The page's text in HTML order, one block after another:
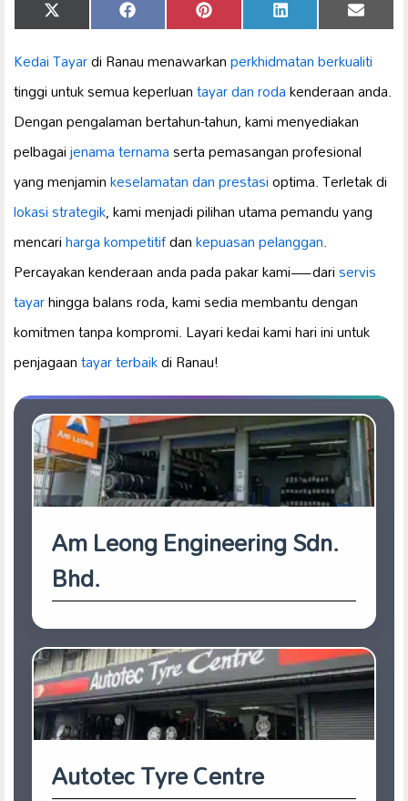
Share
on
X
(Twitter)
Share
on
Facebook Share
on
Pinterest Share
on
LinkedIn Share
on
Email
Kedai Tayardi Ranau menawarkanperkhidmatan berkualiti
tinggi untuk semua keperluantayar dan rodakenderaan anda.
Dengan pengalaman bertahun-tahun, kami menyediakan
pelbagaijenama ternamaserta pemasangan profesional
yang menjaminkeselamatan dan prestasioptima. Terletak di
lokasi strategik, kami menjadi pilihan utama pemandu yang
mencariharga kompetitifdankepuasan pelanggan.
Percayakan kenderaan anda pada pakar kami—dariservis
tayarhingga balans roda, kami sedia membantu dengan
komitmen tanpa kompromi. Layari kedai kami hari ini untuk
penjagaantayar terbaikdi Ranau!
Am Leong Engineering Sdn.
Bhd.
Autotec Tyre Centre